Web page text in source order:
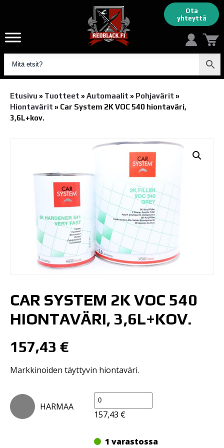
Ota
yhteyttä
Etusivu » Tuotteet » Automaalit » Pohjavärit »
Hiontavärit » Car System 2K VOC 540 hiontaväri,
3,6L+kov.
CAR SYSTEM 2K VOC 540
HIONTAVÄRI, 3,6L+KOV.
157,43 €
Markkinoiden täyttyvin hiontaväri.
HARMAA
Car
System
157,43 €
1 varastossa